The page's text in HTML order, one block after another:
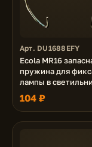
Арт. DU1688EFY
Ecola MR16
пружина для
лампы в
MR16 со стопорами,
упаковка 20шт
104 ₽